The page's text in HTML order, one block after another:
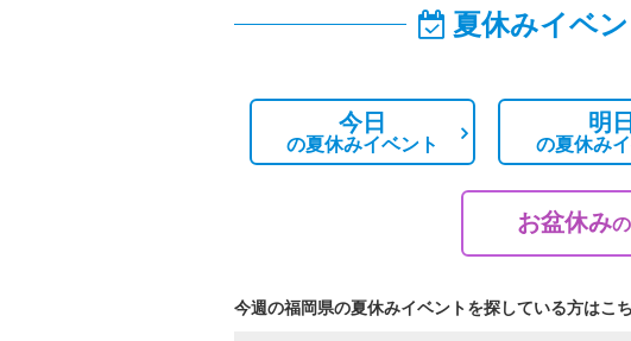
夏休みイベ
今日
の夏休みイベント
明
の夏休み
お盆休みの
今週の福岡県の夏休みイベントを探している方はこ